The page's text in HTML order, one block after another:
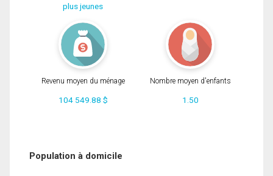
plus jeunes
Revenu moyen du ménage
104 549.88 $
Nombre moyen d'enfants
1.50
Population à domicile